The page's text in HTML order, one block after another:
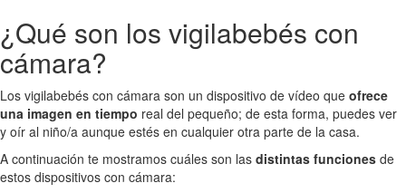
¿Qué son los vigilabebés con
cámara?
Los vigilabebés con cámara son un dispositivo de vídeo que ofrece
una imagen en tiempo real del pequeño; de esta forma, puedes ver
y oír al niño/a aunque estés en cualquier otra parte de la casa.
A continuación te mostramos cuáles son las distintas funciones de
estos dispositivos con cámara: